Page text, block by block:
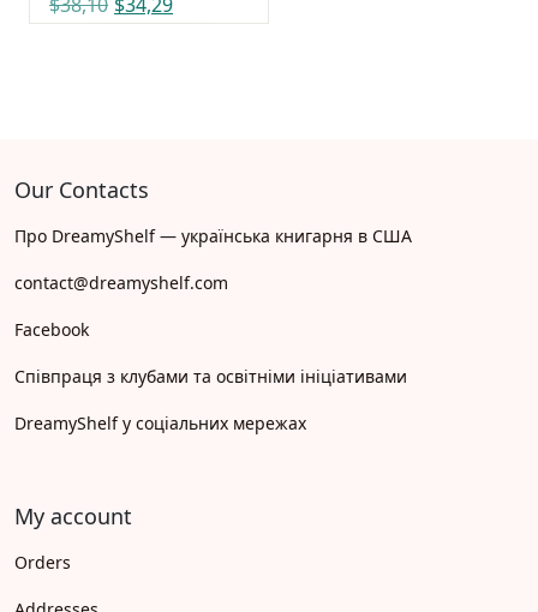
Our Contacts
Про DreamyShelf — українська книгарня в США
contact@dreamyshelf.com
Facebook
Співпраця з клубами та освітніми ініціативами
DreamyShelf у соціальних мережах
My account
Orders